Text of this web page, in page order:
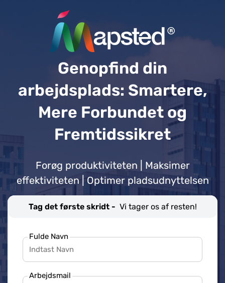
Genopfind din
arbejdsplads: Smartere,
Mere Forbundet og
Fremtidssikret
Forøg produktiviteten | Maksimer
effektiviteten | Optimer pladsudnyttelsen
Tag det første skridt - Vi tager os af resten!
Fulde Navn
Arbejdsmail